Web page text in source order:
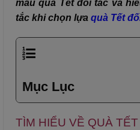
mẫu quà Tết đối tác và
tắc khi chọn lựa quà Tết
Mục Lục
TÌM HIỂU VỀ QUÀ